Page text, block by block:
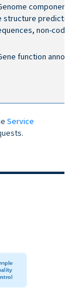
component
structure prediction,
non-coding
function
Service